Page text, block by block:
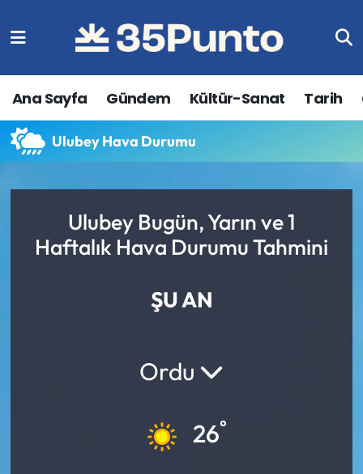
Ana Sayfa Gündem Kültür-Sanat Tarih
Ulubey Hava Durumu
Ulubey Bugün, Yarın ve 1
Haftalık Hava Durumu Tahmini
ŞU AN
Ordu
26°